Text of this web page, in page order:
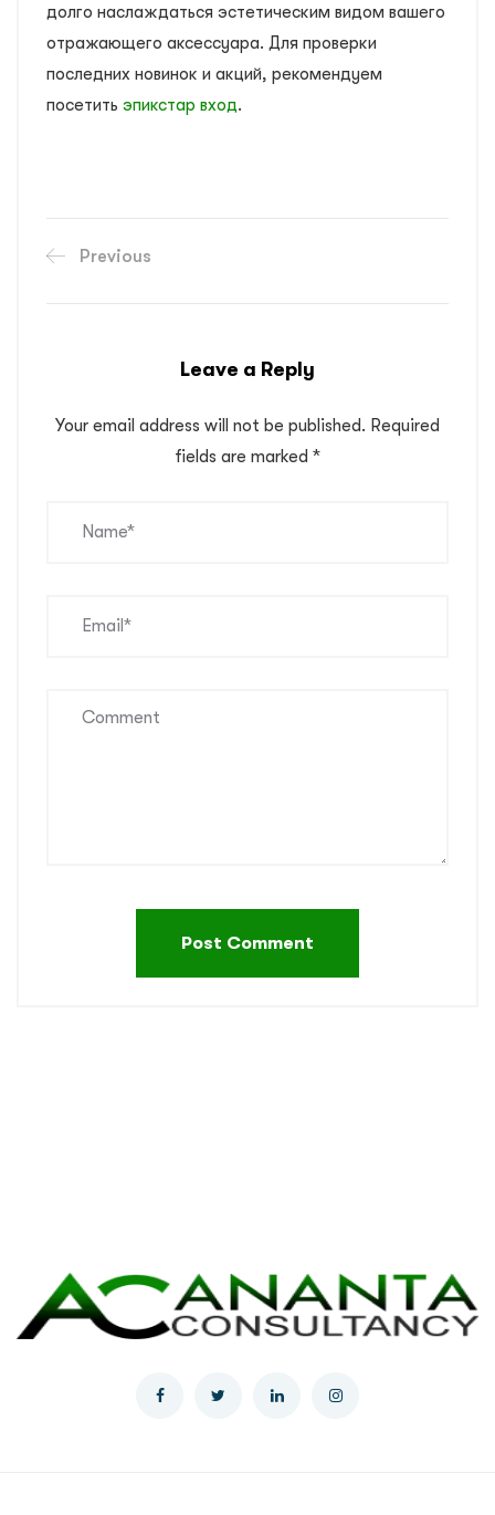
долго наслаждаться эстетическим видом вашего
отражающего аксессуара. Для проверки
последних новинок и акций, рекомендуем
посетить эпикстар вход.
Previous
Leave a Reply
Your email address will not be published. Required
fields are marked *